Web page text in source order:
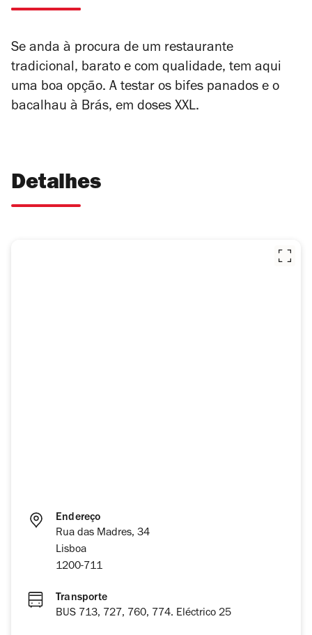
Se anda à procura de um restaurante
tradicional, barato e com qualidade, tem aqui
uma boa opção. A testar os bifes panados e o
bacalhau à Brás, em doses XXL.
Detalhes
Endereço
Rua das Madres, 34
Lisboa
1200-711
Transporte
BUS 713, 727, 760, 774. Eléctrico 25